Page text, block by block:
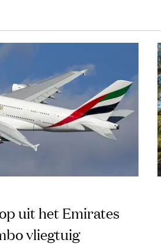
uit het Emirates
vliegtuig